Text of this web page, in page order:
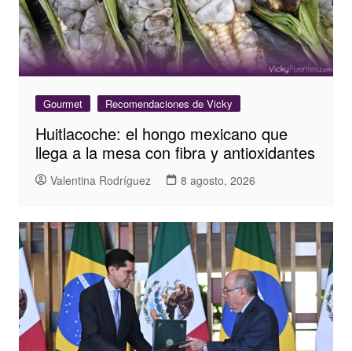
Gourmet Recomendaciones de Vicky
Huitlacoche: el hongo mexicano que
llega a la mesa con fibra y antioxidantes
Valentina Rodríguez 8 agosto, 2026